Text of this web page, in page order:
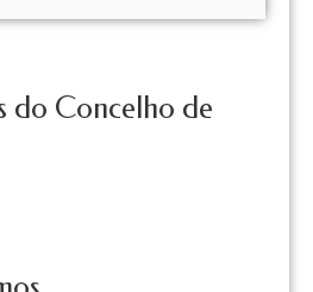
do Concelho de